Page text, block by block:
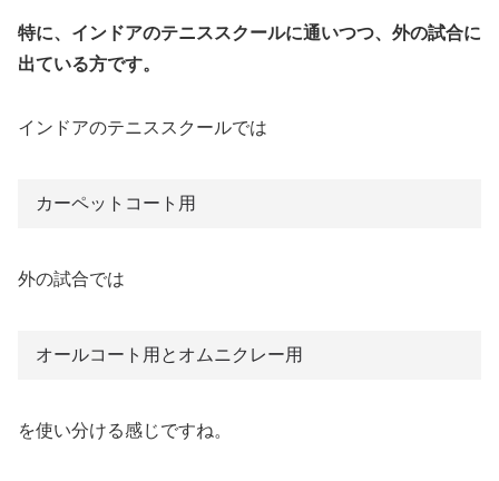
特に、インドアのテニススクールに通いつつ、外の試合に
出ている方です。
インドアのテニススクールでは
カーペットコート用
外の試合では
オールコート用とオムニクレー用
を使い分ける感じですね。